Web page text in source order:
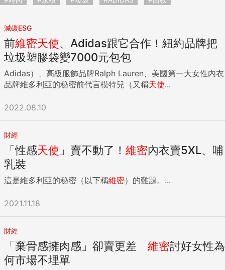
減碳ESG
前維密天使、Adidas跟它合作！紐約品牌把
垃圾塑膠袋變7000元包包
Adidas）、高級服飾品牌Ralph Lauren、美國第一大女性內衣
品牌維多利亞的秘密前代言模特兒（又稱天使...
2022.08.10
財經
「性感天使 」賣不動了！ 維密內衣賣5XL、哺
乳裝
這是維多利亞的秘密（以下稱維密）的難題。...
2021.11.18
財經
「棄骨感擁肉感」卻賣更差 維密討好女性為
何市場不埋單